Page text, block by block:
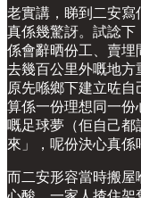
老實講，睇到二安寫
真係幾驚訝。試諗下
係會辭晒份工、賣埋
去幾百公里外嘅地方
原先喺鄉下建立咗自
算係一份理想同一份
嘅足球夢（佢自己都
來」，呢份決心真係
而二安形容當時搬